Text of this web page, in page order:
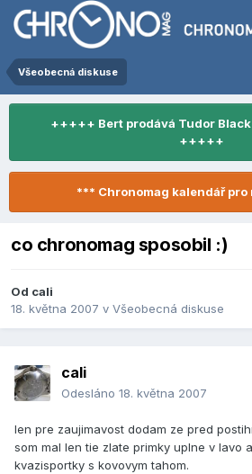
Všeobecná diskuse
+++++ Bert prodává Tudor
+++++
*** Chronomag kalendář
co chronomag sposobil :)
Od cali
18. května 2007 v Všeobecná diskuse
cali
Odesláno 18. května 2007
len pre zaujimavost dodam ze pred
som mal len tie zlate primky uplne v lavo
kvazisportky s kovovym tahom.